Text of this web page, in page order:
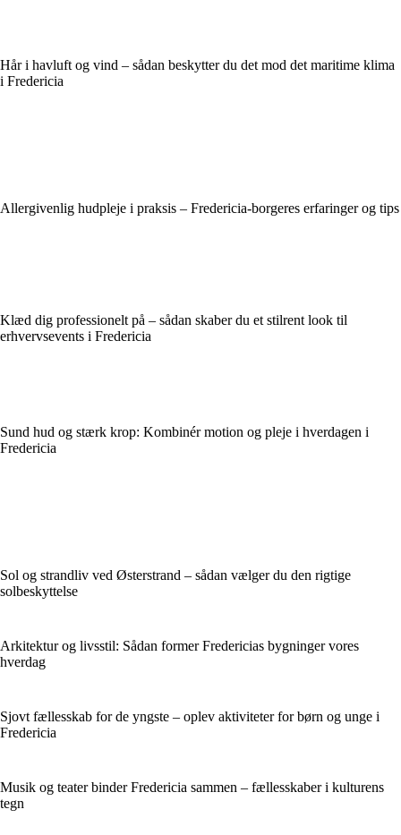
Hår i havluft og vind – sådan beskytter du det mod det maritime klima
i Fredericia
Allergivenlig hudpleje i praksis – Fredericia-borgeres erfaringer og tips
Klæd dig professionelt på – sådan skaber du et stilrent look til
erhvervsevents i Fredericia
Sund hud og stærk krop: Kombinér motion og pleje i hverdagen i
Fredericia
Sol og strandliv ved Østerstrand – sådan vælger du den rigtige
solbeskyttelse
Arkitektur og livsstil: Sådan former Fredericias bygninger vores
hverdag
Sjovt fællesskab for de yngste – oplev aktiviteter for børn og unge i
Fredericia
Musik og teater binder Fredericia sammen – fællesskaber i kulturens
tegn